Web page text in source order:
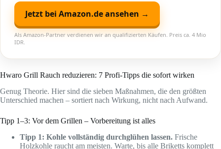
Jetzt bei Amazon.de ansehen →
Als Amazon-Partner verdienen wir an qualifizierten Käufen. Preis ca. 4 Mio
IDR.
Hwaro Grill Rauch reduzieren: 7 Profi-Tipps die sofort wirken
Genug Theorie. Hier sind die sieben Maßnahmen, die den größten
Unterschied machen – sortiert nach Wirkung, nicht nach Aufwand.
Tipp 1–3: Vor dem Grillen – Vorbereitung ist alles
Tipp 1: Kohle vollständig durchglühen lassen. Frische
Holzkohle raucht am meisten. Warte, bis alle Briketts komplett